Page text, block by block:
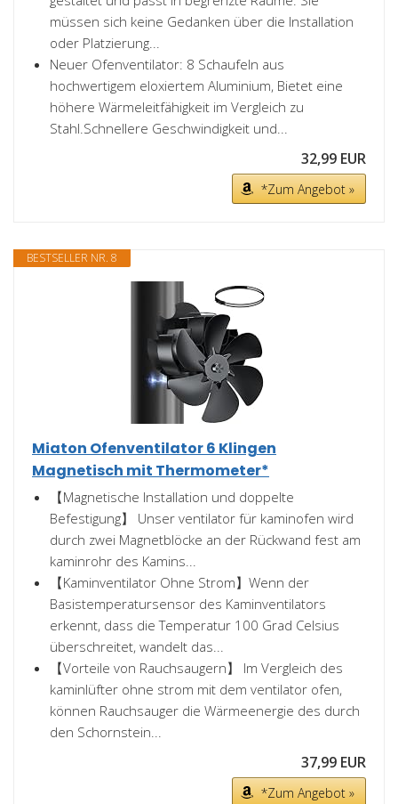
müssen sich keine Gedanken über die Installation
oder Platzierung...
Neuer Ofenventilator: 8 Schaufeln aus
hochwertigem eloxiertem Aluminium, Bietet eine
höhere Wärmeleitfähigkeit im Vergleich zu
Stahl.Schnellere Geschwindigkeit und...
32,99 EUR
*Zum Angebot »
BESTSELLER NR. 8
Miaton Ofenventilator 6 Klingen
Magnetisch mit Thermometer*
【Magnetische Installation und doppelte
Befestigung】 Unser ventilator für kaminofen wird
durch zwei Magnetblöcke an der Rückwand fest am
kaminrohr des Kamins...
【Kaminventilator Ohne Strom】Wenn der
Basistemperatursensor des Kaminventilators
erkennt, dass die Temperatur 100 Grad Celsius
überschreitet, wandelt das...
【Vorteile von Rauchsaugern】 Im Vergleich des
kaminlüfter ohne strom mit dem ventilator ofen,
können Rauchsauger die Wärmeenergie des durch
den Schornstein...
37,99 EUR
*Zum Angebot »